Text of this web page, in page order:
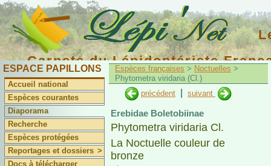
Carnets du Lépidoptériste
ESPACE PAPILLONS
Accueil national
Espèces courantes
Diaporama
Recherche
Espèces protégées
Reportages et dossiers >
Docs à télécharger
Espèces françaises > Noctuelles >
Phytometra viridaria (Cl.)
précédent
suivant
Erebidae Boletobiinae
Phytometra viridaria Cl.
La Noctuelle couleur de
bronze